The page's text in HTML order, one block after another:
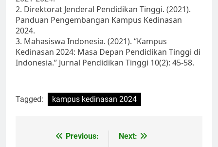
2. Direktorat Jenderal Pendidikan Tinggi. (2021).
Panduan Pengembangan Kampus Kedinasan
2024.
3. Mahasiswa Indonesia. (2021). “Kampus
Kedinasan 2024: Masa Depan Pendidikan Tinggi di
Indonesia.” Jurnal Pendidikan Tinggi 10(2): 45-58.
Tagged: kampus kedinasan 2024
Previous:
Next: